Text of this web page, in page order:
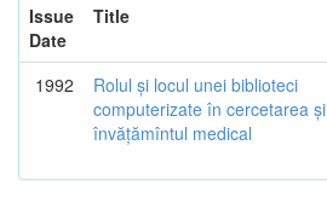
Issue
Date
Title
1992
Rolul și locul unei biblioteci
computerizate în cercetarea și
învățămîntul medical